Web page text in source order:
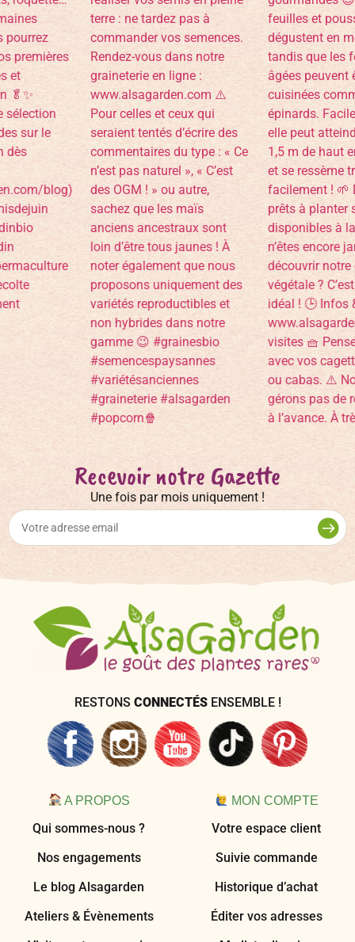
Recevoir notre Gazette
Une fois par mois uniquement !
RESTONS CONNECTÉS ENSEMBLE !
A PROPOS
Qui sommes-nous ?
Nos engagements
Le blog Alsagarden
Ateliers & Évènements
MON COMPTE
Votre espace client
Suivie commande
Historique d’achat
Éditer vos adresses